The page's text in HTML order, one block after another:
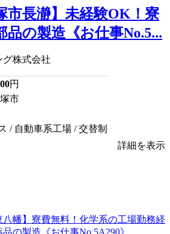
市長瀞】未経験OK！寮
品の製造《お仕事No.5...
グ株式会社
円
市
/ 自動車系工場 / 交替制
詳細を表示